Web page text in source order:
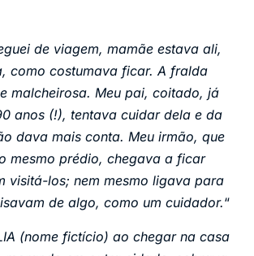
de viagem, mamãe estava ali,
como costumava ficar. A fralda
malcheirosa. Meu pai, coitado, já
anos (!), tentava cuidar dela e da
dava mais conta. Meu irmão, que
mesmo prédio, chegava a ficar
visitá-los; nem mesmo ligava para
de algo, como um cuidador.“
(nome fictício) ao chegar na casa